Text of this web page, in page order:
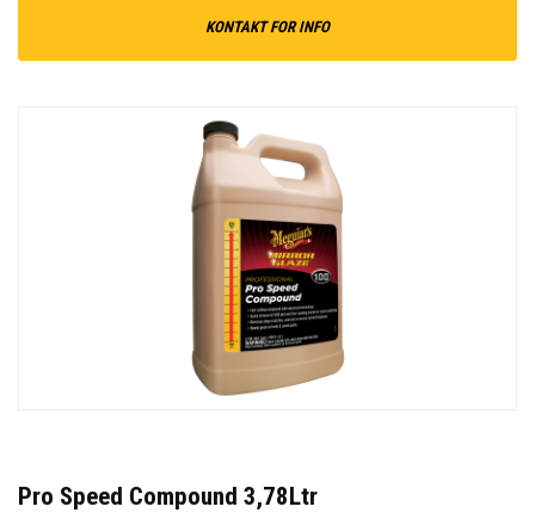
KONTAKT FOR INFO
Pro Speed Compound 3,78Ltr